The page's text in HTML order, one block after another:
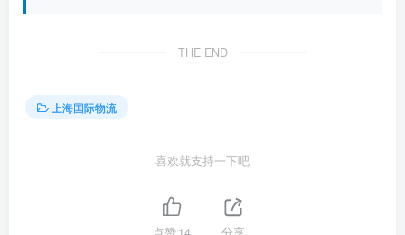
THE END
上海国际物流
喜欢就支持一下吧